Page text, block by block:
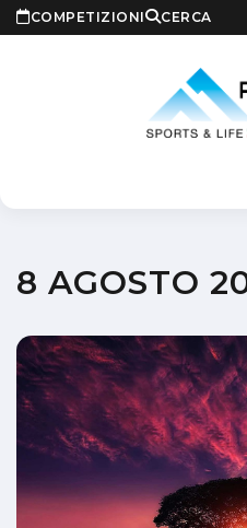
COMPETIZIONI CERCA
8 AGOSTO